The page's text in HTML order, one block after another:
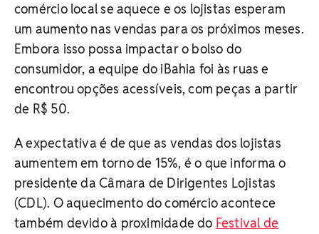
comércio local se aquece e os lojistas esperam
um aumento nas vendas para os próximos meses.
Embora isso possa impactar o bolso do
consumidor, a equipe do iBahia foi às ruas e
encontrou opções acessíveis, com peças a partir
de R$ 50.
A expectativa é de que as vendas dos lojistas
aumentem em torno de 15%, é o que informa o
presidente da Câmara de Dirigentes Lojistas
(CDL). O aquecimento do comércio acontece
também devido à proximidade do Festival de